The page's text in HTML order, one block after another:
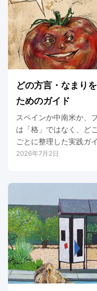
どの方言・なまり
ためのガイド
スペインか中南米か、
は「格」ではなく、ど
ごとに整理した実践ガ
2026年7月2日